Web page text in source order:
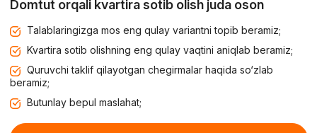
Domtut orqali kvartira sotib olish juda oson
Talablaringizga mos eng qulay variantni topib beramiz;
Kvartira sotib olishning eng qulay vaqtini aniqlab beramiz;
Quruvchi taklif qilayotgan chegirmalar haqida so‘zlab
beramiz;
Butunlay bepul maslahat;